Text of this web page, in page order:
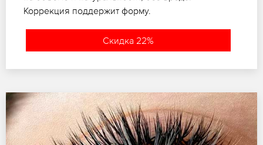
Коррекция поддержит форму.
Скидка 22%